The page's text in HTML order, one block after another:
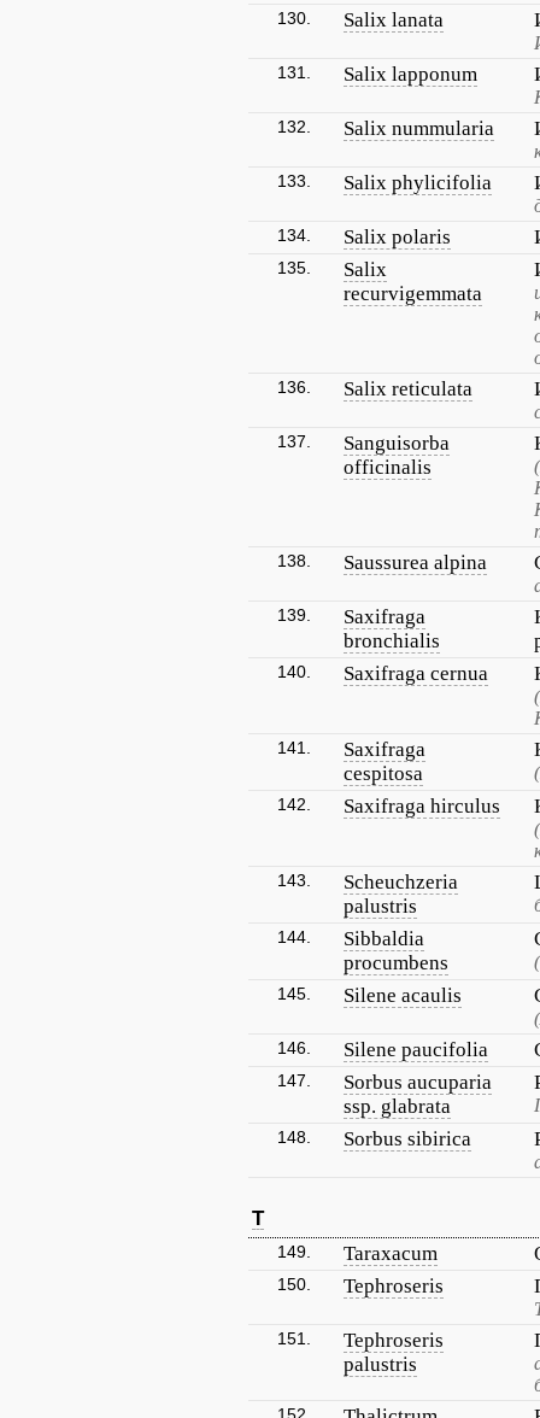
130. Salix lanata
131. Salix lapponum
132. Salix nummularia
133. Salix phylicifolia
134. Salix polaris
135.
Salix
recurvigemmata
136. Salix reticulata
137.
Sanguisorba
officinalis
138. Saussurea alpina
139.
Saxifraga
bronchialis
140. Saxifraga cernua
141.
Saxifraga
cespitosa
142. Saxifraga hirculus
143.
Scheuchzeria
palustris
144.
Sibbaldia
procumbens
145. Silene acaulis
146. Silene paucifolia
147.
Sorbus aucuparia
ssp. glabrata
148. Sorbus sibirica
T
149. Taraxacum
150. Tephroseris
151.
Tephroseris
palustris